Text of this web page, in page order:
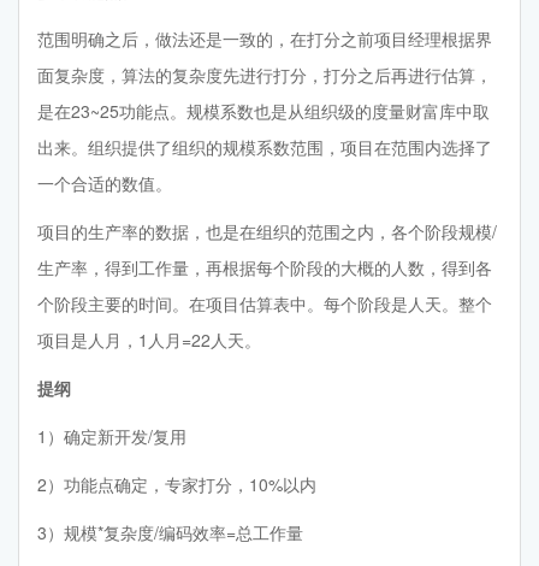
范围明确之后，做法还是一致的，在打分之前项目经理根据界
面复杂度，算法的复杂度先进行打分，打分之后再进行估算，
是在23~25功能点。规模系数也是从组织级的度量财富库中取
出来。组织提供了组织的规模系数范围，项目在范围内选择了
一个合适的数值。
项目的生产率的数据，也是在组织的范围之内，各个阶段规模/
生产率，得到工作量，再根据每个阶段的大概的人数，得到各
个阶段主要的时间。在项目估算表中。每个阶段是人天。整个
项目是人月，1人月=22人天。
提纲
1）确定新开发/复用
2）功能点确定，专家打分，10%以内
3）规模*复杂度/编码效率=总工作量